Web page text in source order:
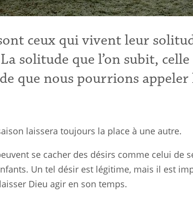
ceux qui vivent leur
solitude que l’on subit,
que nous pourrions
laissera toujours la place à une autre.
se cacher des désirs comme celui de
Un tel désir est légitime, mais il est
Dieu agir en son temps.